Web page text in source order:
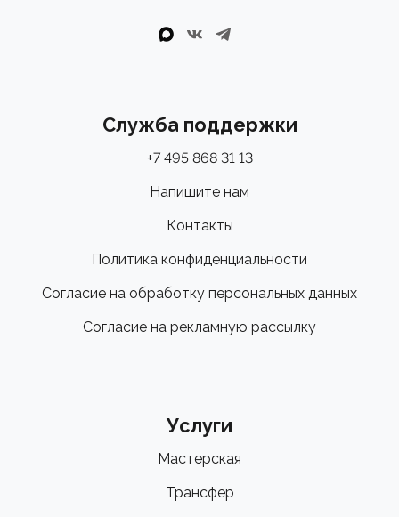
Служба поддержки
+7 495 868 31 13
Напишите нам
Контакты
Политика конфиденциальности
Согласие на обработку персональных данных
Согласие на рекламную рассылку
Услуги
Мастерская
Трансфер